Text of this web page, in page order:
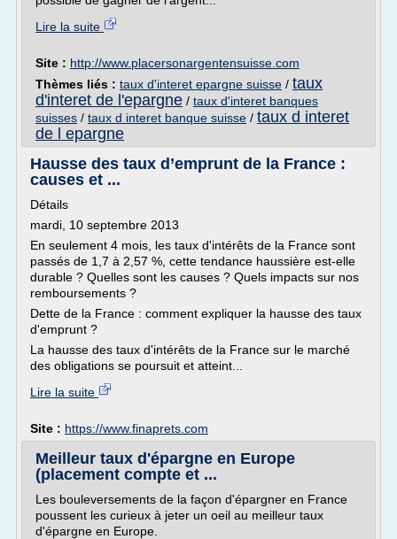
Lire la suite
Site : http://www.placersonargentensuisse.com
Thèmes liés : taux d'interet epargne suisse / taux
d'interet de l'epargne / taux d'interet banques
suisses / taux d interet banque suisse / taux d interet
de l epargne
Hausse des taux d’emprunt de la France :
causes et ...
Détails
mardi, 10 septembre 2013
En seulement 4 mois, les taux d'intérêts de la France sont
passés de 1,7 à 2,57 %, cette tendance haussière est-elle
durable ? Quelles sont les causes ? Quels impacts sur nos
remboursements ?
Dette de la France : comment expliquer la hausse des taux
d'emprunt ?
La hausse des taux d'intérêts de la France sur le marché
des obligations se poursuit et atteint...
Lire la suite
Site : https://www.finaprets.com
Meilleur taux d'épargne en Europe
(placement compte et ...
Les bouleversements de la façon d'épargner en France
poussent les curieux à jeter un oeil au meilleur taux
d'épargne en Europe.